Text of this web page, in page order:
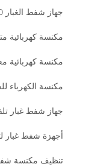
جهاز شفط الغبار dc50
مكنسة كهربائية
مكنسة كهربائية
مكنسة الكهرباء
جهاز شفط غبار
أجهزة شفط غبار
تنظيف مكنسة شفط